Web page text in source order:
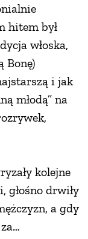
hitem był
włoska,
Bonę)
i jak
młodą” na
kolejne
głośno drwiły
a gdy